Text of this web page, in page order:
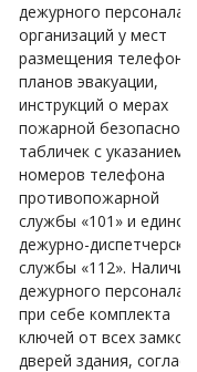
дежурного персонала
организаций у мест
размещения
планов эвакуации,
инструкций о мерах
пожарной
табличек с указанием
номеров телефона
противопожарной
службы «101» и единой
дежурно-
службы «112». Наличие
дежурного персонала
при себе комплекта
ключей от всех замков
дверей здания,